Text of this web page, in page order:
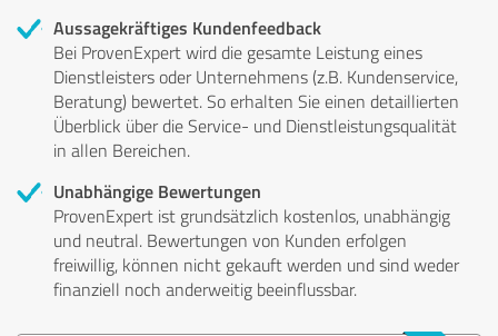
Aussagekräftiges Kundenfeedback
Bei ProvenExpert wird die gesamte Leistung eines
Dienstleisters oder Unternehmens (z.B. Kundenservice,
Beratung) bewertet. So erhalten Sie einen detaillierten
Überblick über die Service- und Dienstleistungsqualität
in allen Bereichen.
Unabhängige Bewertungen
ProvenExpert ist grundsätzlich kostenlos, unabhängig
und neutral. Bewertungen von Kunden erfolgen
freiwillig, können nicht gekauft werden und sind weder
finanziell noch anderweitig beeinflussbar.